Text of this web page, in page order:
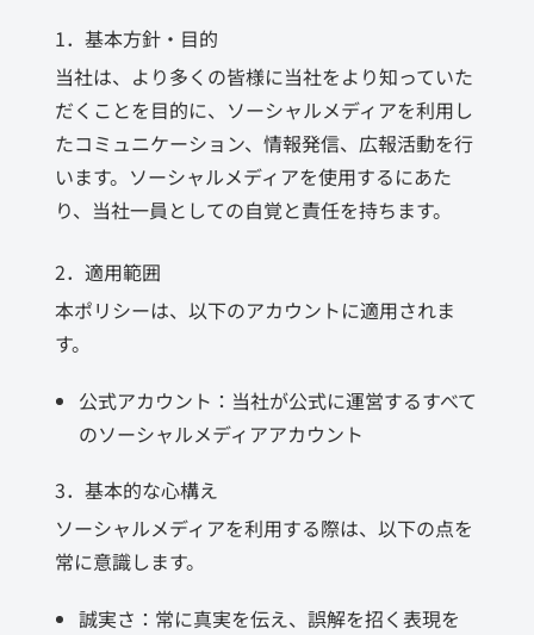
1．基本方針・目的
当社は、より多くの皆様に当社をより知っていた
だくことを目的に、ソーシャルメディアを利用し
たコミュニケーション、情報発信、広報活動を行
います。ソーシャルメディアを使用するにあた
り、当社一員としての自覚と責任を持ちます。
2．適用範囲
本ポリシーは、以下のアカウントに適用されま
す。
公式アカウント：当社が公式に運営するすべて
のソーシャルメディアアカウント
3．基本的な心構え
ソーシャルメディアを利用する際は、以下の点を
常に意識します。
誠実さ：常に真実を伝え、誤解を招く表現を